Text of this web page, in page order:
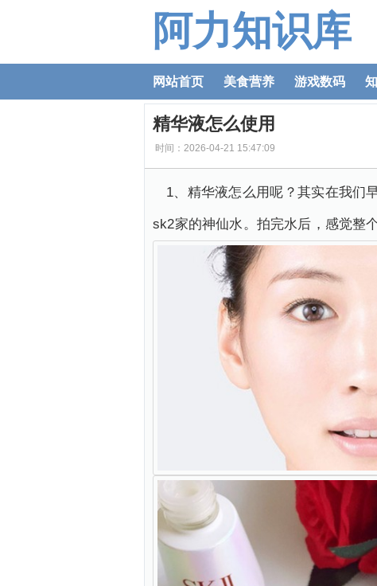
阿力知识库
网站首页 美食营养 游戏数码
精华液怎么使用
时间：2026-04-21 15:47:09
1、精华液怎么用呢？其实在我们
sk2家的神仙水。拍完水后，感觉整